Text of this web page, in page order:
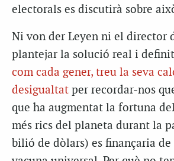
electorals es discutirà sobre
Ni von der Leyen ni el director
plantejar la solució real i
com cada gener, treu la seva
desigualtat per recordar-nos
que ha augmentat la fortuna
més rics del planeta durant la
bilió de dòlars) es finançaria de